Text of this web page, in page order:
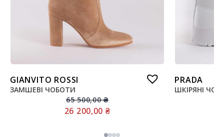
GIANVITO ROSSI
ЗАМШЕВІ ЧОБОТИ
65 500,00₴
26 200,00 ₴
PRADA
ШКІРЯНІ